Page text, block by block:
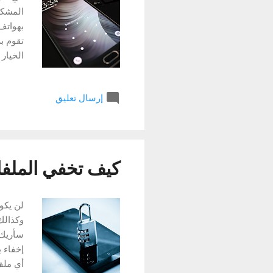
تقوم
إرسال تعليق
كيف تخفي
لن
سأريك